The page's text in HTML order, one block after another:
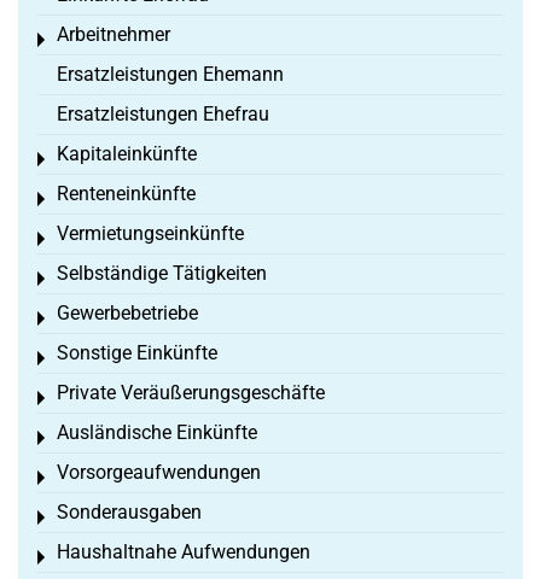
Arbeitnehmer
Toggle menu
Ersatzleistungen Ehemann
Ersatzleistungen Ehefrau
Kapitaleinkünfte
Toggle menu
Renteneinkünfte
Toggle menu
Vermietungseinkünfte
Toggle menu
Selbständige Tätigkeiten
Toggle menu
Gewerbebetriebe
Toggle menu
Sonstige Einkünfte
Toggle menu
Private Veräußerungsgeschäfte
Toggle menu
Ausländische Einkünfte
Toggle menu
Vorsorgeaufwendungen
Toggle menu
Sonderausgaben
Toggle menu
Haushaltnahe Aufwendungen
Toggle menu